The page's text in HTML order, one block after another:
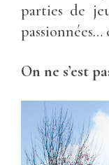
parties de
passionnées…
On ne s’est